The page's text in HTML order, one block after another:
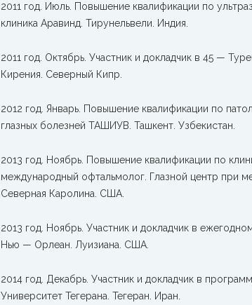
2011 год. Июль. Повышение квалификации по
клиника Аравинд. Тирунельвели. Индия.
2011 год. Октябрь. Участник и докладчик в 45 —
Кирения. Северный Кипр.
2012 год. Январь. Повышение квалификации по
глазных болезней ТАШИУВ. Ташкент. Узбекистан.
2013 год. Ноябрь. Повышение квалификации по
международный офтальмолог. Глазной центр при
Северная Каролина. США.
2013 год. Ноябрь. Участник и докладчик в
Нью — Орлеан. Луизиана. США.
2014 год. Декабрь. Участник и докладчик в
Университет Тегерана. Тегеран. Иран.